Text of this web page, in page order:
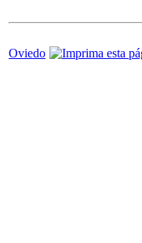
Oviedo